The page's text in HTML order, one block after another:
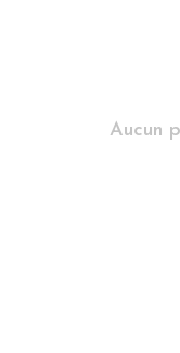
Aucun